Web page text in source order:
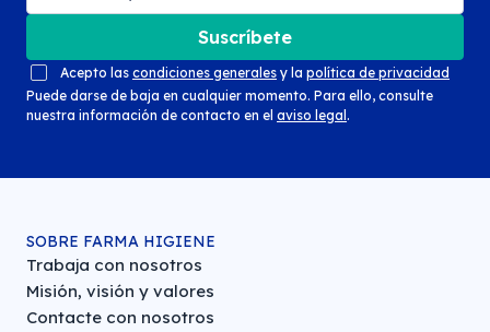
Suscríbete
Acepto las condiciones generales y la política de privacidad
Puede darse de baja en cualquier momento. Para ello, consulte
nuestra información de contacto en el aviso legal .
SOBRE FARMA HIGIENE
Trabaja con nosotros
Misión, visión y valores
Contacte con nosotros